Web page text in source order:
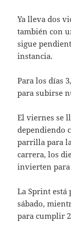
Ya lleva dos
también con
sigue
instancia.
Para los días
para subirse
El viernes se
dependiendo
parrilla para
carrera, los
invierten
La Sprint está
sábado,
para cumplir